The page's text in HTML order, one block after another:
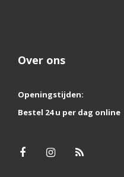
Over ons
Openingstijden:
Bestel 24 u per dag online